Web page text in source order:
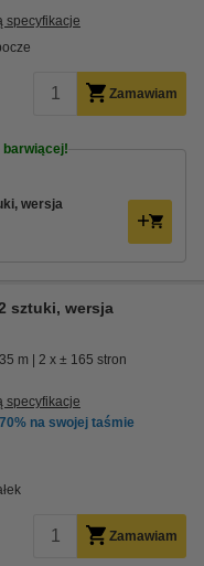
specyfikacje
Zamawiam
barwiącej!
wersja
sztuki, wersja
m 2 x ± 165 stron
specyfikacje
70% na swojej taśmie
Zamawiam